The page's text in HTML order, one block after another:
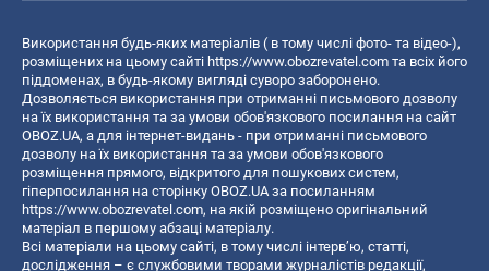
Використання будь-яких матеріалів ( в тому числі фото- та відео-),
розміщених на цьому сайті https://www.obozrevatel.com та всіх його
піддоменах, в будь-якому вигляді суворо заборонено.
Дозволяється використання при отриманні письмового дозволу
на їх використання та за умови обов'язкового посилання на сайт
OBOZ.UA, а для інтернет-видань - при отриманні письмового
дозволу на їх використання та за умови обов'язкового
розміщення прямого, відкритого для пошукових систем,
гіперпосилання на сторінку OBOZ.UA за посиланням
https://www.obozrevatel.com, на якій розміщено оригінальний
матеріал в першому абзаці матеріалу.
Всі матеріали на цьому сайті, в тому числі інтерв’ю, статті,
дослідження – є службовими творами журналістів редакції,